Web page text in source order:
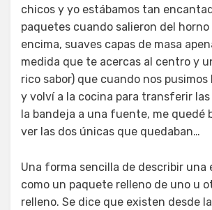
chicos y yo estábamos tan
paquetes cuando salieron del
encima, suaves capas de masa
medida que te acercas al centro y
rico sabor) que cuando nos
y volví a la cocina para transferir
la bandeja a una fuente, me quedé
ver las dos únicas que quedaban…
Una forma sencilla de describir una
como un paquete relleno de uno u
relleno. Se dice que existen desde